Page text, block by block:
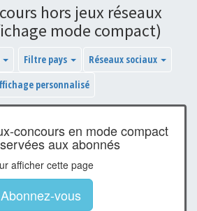
hors jeux réseaux
mode compact)
Filtre pays
Réseaux sociaux
personnalisé
concours en mode compact
aux abonnés
afficher cette page
Abonnez-vous